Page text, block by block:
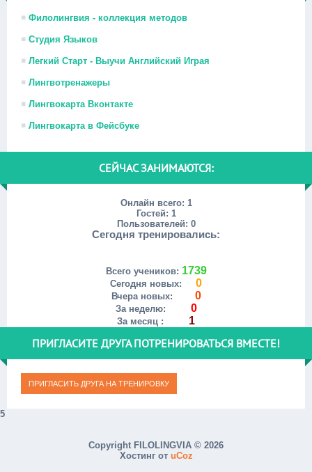
Филолингвия - коллекция методов
Студия Языков
Легкий Старт - Выучи Английский Играя
Лингвотренажеры
Лингвокарта Вконтакте
Лингвокарта в Фейсбуке
СЕЙЧАС ЗАНИМАЮТСЯ:
Онлайн всего: 1
Гостей: 1
Пользователей: 0
Сегодня тренировались:
Всего учеников: 1739
Сегодня новых: 0
Вчера новых: 0
За неделю: 0
За месяц : 1
ПРИГЛАСИТЕ ДРУГА ПОТРЕНИРОВАТЬСЯ ВМЕСТЕ!
5
Copyright FILOLINGVIA © 2026
Хостинг от uCoz